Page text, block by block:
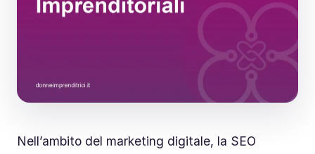
Nell’ambito del marketing digitale, la SEO